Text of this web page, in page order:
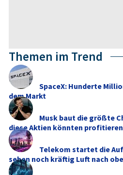
Themen im Trend
SpaceX: Hunderte
dem Markt
Musk baut die größte
diese Aktien könnten profitieren
Telekom startet die
sehen noch kräftig Luft nach